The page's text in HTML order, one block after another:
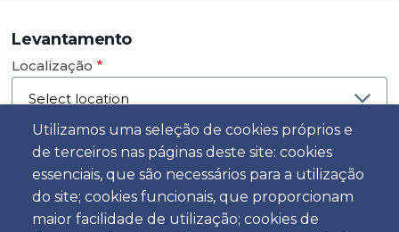
Utilizamos uma seleção de cookies próprios e
de terceiros nas páginas deste site: cookies
essenciais, que são necessários para a utilização
do site; cookies funcionais, que proporcionam
maior facilidade de utilização; cookies de
Levantamento
Localização
Dia
Data